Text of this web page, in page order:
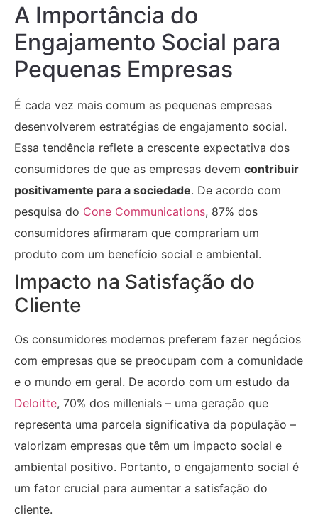
A Importância do
Engajamento Social para
Pequenas Empresas
É cada vez mais comum as pequenas empresas
desenvolverem estratégias de engajamento social.
Essa tendência reflete a crescente expectativa dos
consumidores de que as empresas devem contribuir
positivamente para a sociedade. De acordo com
pesquisa do Cone Communications, 87% dos
consumidores afirmaram que comprariam um
produto com um benefício social e ambiental.
Impacto na Satisfação do
Cliente
Os consumidores modernos preferem fazer negócios
com empresas que se preocupam com a comunidade
e o mundo em geral. De acordo com um estudo da
Deloitte, 70% dos millenials – uma geração que
representa uma parcela significativa da população –
valorizam empresas que têm um impacto social e
ambiental positivo. Portanto, o engajamento social é
um fator crucial para aumentar a satisfação do
cliente.